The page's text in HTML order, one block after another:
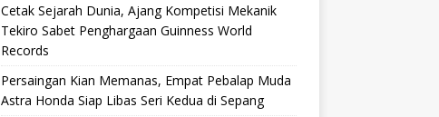
Cetak Sejarah Dunia, Ajang Kompetisi Mekanik
Tekiro Sabet Penghargaan Guinness World
Records
Persaingan Kian Memanas, Empat Pebalap Muda
Astra Honda Siap Libas Seri Kedua di Sepang